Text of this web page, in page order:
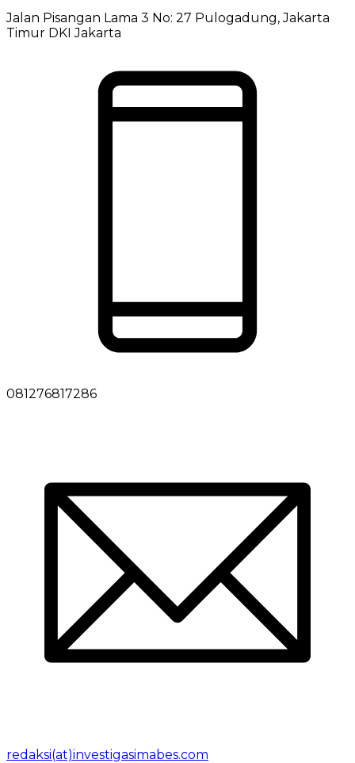
Jalan Pisangan Lama 3 No: 27 Pulogadung, Jakarta
Timur DKI Jakarta
081276817286
redaksi(at)investigasimabes.com